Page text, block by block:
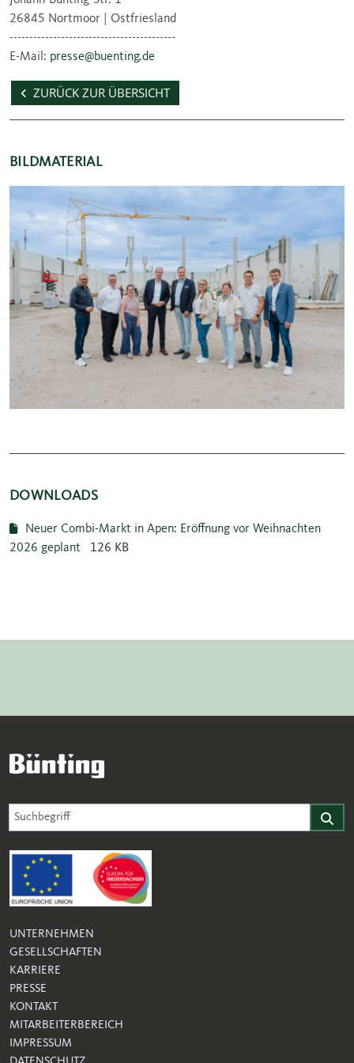
26845 Nortmoor | Ostfriesland
------------------------------------------
E-Mail: presse@buenting.de
ZURÜCK ZUR ÜBERSICHT
BILDMATERIAL
DOWNLOADS
Neuer Combi-Markt in Apen: Eröffnung vor Weihnachten
2026 geplant
126 KB
Suche für Website
Suchfeld Finden
UNTERNEHMEN
GESELLSCHAFTEN
KARRIERE
PRESSE
KONTAKT
MITARBEITERBEREICH
IMPRESSUM